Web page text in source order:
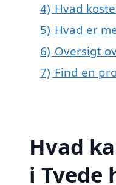
4) Hvad
5) Hvad er
6) Oversigt
7) Find en
Hvad
i Tvede